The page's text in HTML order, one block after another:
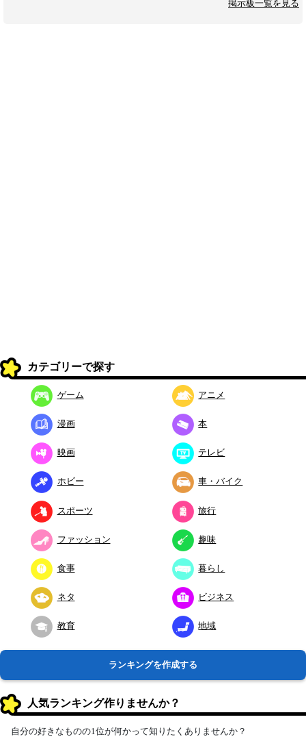
掲示板一覧を見る
カテゴリーで探す
ゲーム アニメ
漫画 本
映画 テレビ
ホビー 車・バイク
スポーツ 旅行
ファッション 趣味
食事 暮らし
ネタ ビジネス
教育 地域
ランキングを作成する
人気ランキング作りませんか？
自分の好きなものの1位が何かって知りたくありませんか？